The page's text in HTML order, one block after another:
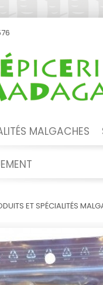
MALGACHES
ET SPÉCIALITÉS